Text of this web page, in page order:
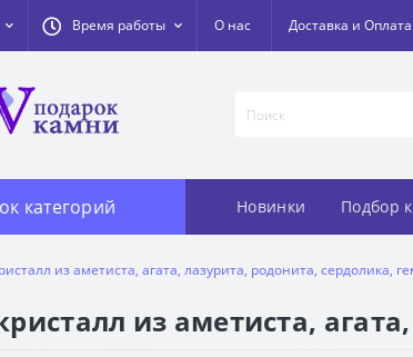
Время работы О нас Доставка и Оплата
категорий Новинки Подбор
из аметиста, агата, лазурита, родонита, сердолика,
из аметиста,